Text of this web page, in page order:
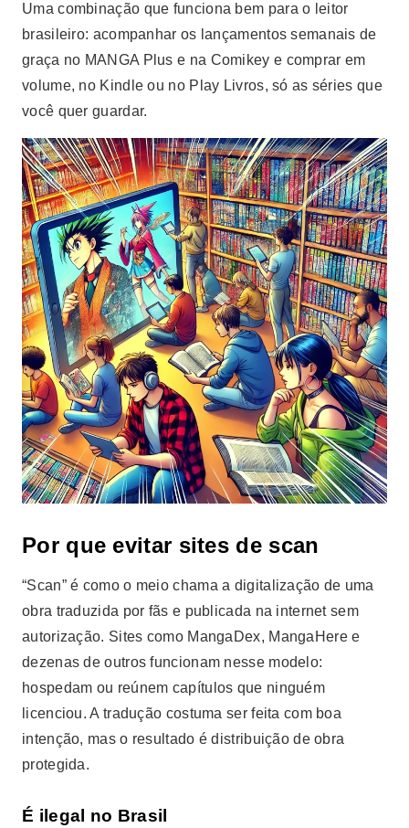
Uma combinação que funciona bem para o leitor
brasileiro: acompanhar os lançamentos semanais de
graça no MANGA Plus e na Comikey e comprar em
volume, no Kindle ou no Play Livros, só as séries que
você quer guardar.
Por que evitar sites de scan
“Scan” é como o meio chama a digitalização de uma
obra traduzida por fãs e publicada na internet sem
autorização. Sites como MangaDex, MangaHere e
dezenas de outros funcionam nesse modelo:
hospedam ou reúnem capítulos que ninguém
licenciou. A tradução costuma ser feita com boa
intenção, mas o resultado é distribuição de obra
protegida.
É ilegal no Brasil